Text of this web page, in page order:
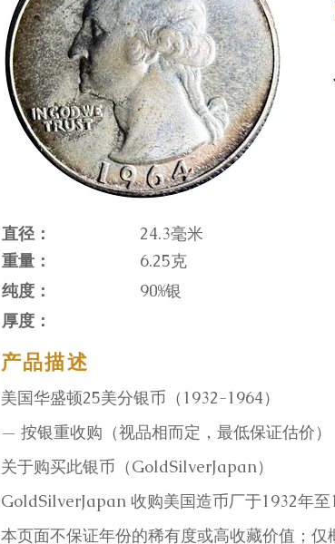
直径：
24.3毫米
重量：
6.25克
纯度：
90%银
厚度：
产品描述
美国华盛顿25美分银币（1932-1964）
— 按银重收购（视品相而定，最低保证估价）
关于购买此银币（GoldSilverJapan）
GoldSilverJapan 收购美国造币厂于1932年至
本页面不保证年份的稀有度或高收藏价值；仅